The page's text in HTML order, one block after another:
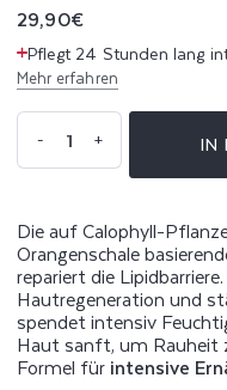
Normaler
Preis
29,90€
Pflegt 24 Stunden lang
Mehr erfahren
Anzahl
Verringere
Menge
und
geschädigte
Füße
Serum
- Erhöhe
Menge
und
geschädigte
Füße
Serum
+ IN
Die auf Calophyll-
Orangenschale
repariert die
Hautregeneration und
spendet intensiv
Haut sanft, um Rauheit
Formel für intensive